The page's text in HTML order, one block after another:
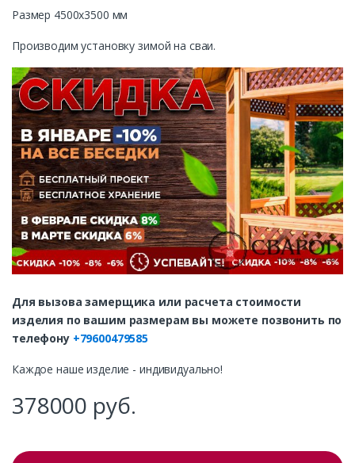
Размер 4500х3500 мм
Производим установку зимой на сваи.
Для вызова замерщика или расчета стоимости
изделия по вашим размерам вы можете позвонить по
телефону +79600479585
Каждое наше изделие - индивидуально!
378000 руб.